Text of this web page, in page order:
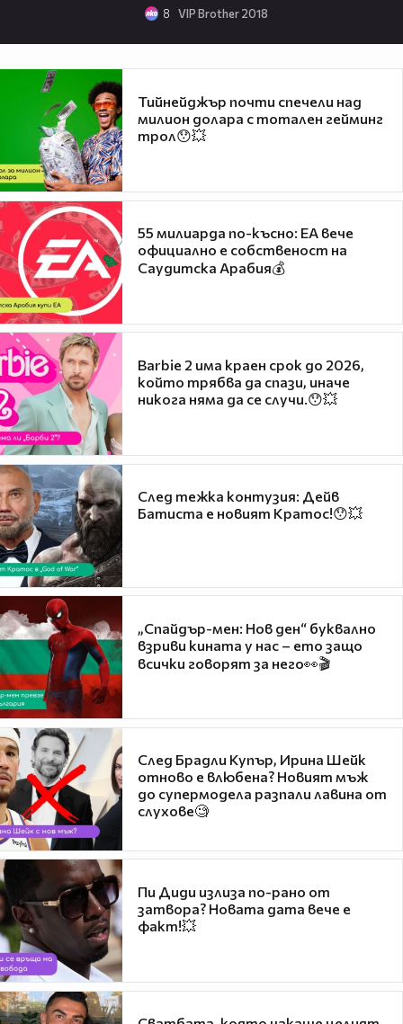
8 VIP Brother 2018
Тийнейджър почти спечели над
милион долара с тотален гейминг
трол😯💥
55 милиарда по-късно: EA вече
официално е собственост на
Саудитска Арабия💰
Barbie 2 има краен срок до 2026,
който трябва да спази, иначе
никога няма да се случи.😯💥
След тежка контузия: Дейв
Батиста е новият Кратос!😯💥
„Спайдър-мен: Нов ден“ буквално
взриви кината у нас – ето защо
всички говорят за него👀🎬
След Брадли Купър, Ирина Шейк
отново е влюбена? Новият мъж
до супермодела разпали лавина от
слухове🧐
Пи Диди излиза по-рано от
затвора? Новата дата вече е
факт!💥